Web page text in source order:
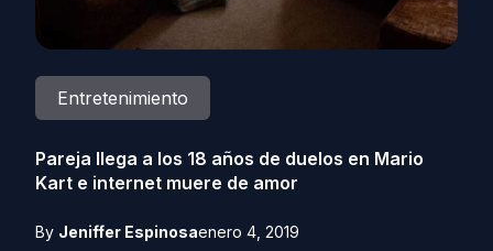
Entretenimiento
Pareja llega a los 18 años de duelos en Mario
Kart e internet muere de amor
By Jeniffer Espinosaenero 4, 2019